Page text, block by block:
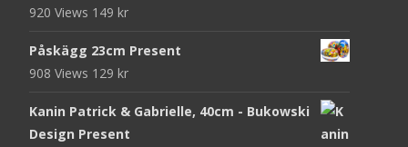
920 Views 149 kr
Påskägg 23cm Present
908 Views 129 kr
Kanin Patrick & Gabrielle, 40cm - Bukowski
Design Present